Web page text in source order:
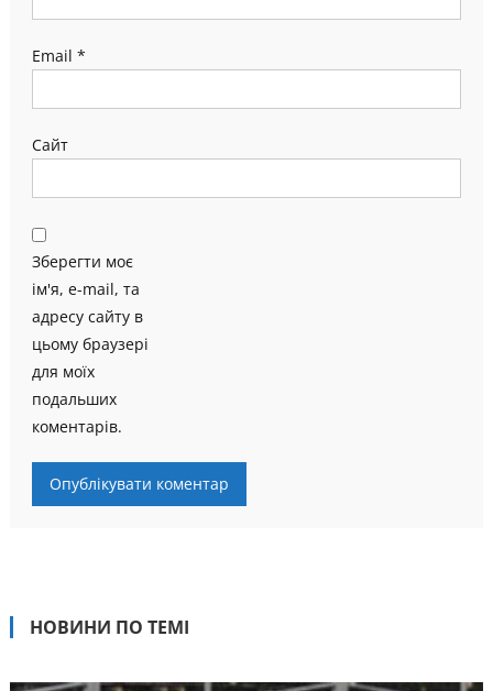
Email *
Сайт
Зберегти моє
ім'я, e-mail, та
адресу сайту в
цьому браузері
для моїх
подальших
коментарів.
НОВИНИ ПО ТЕМІ